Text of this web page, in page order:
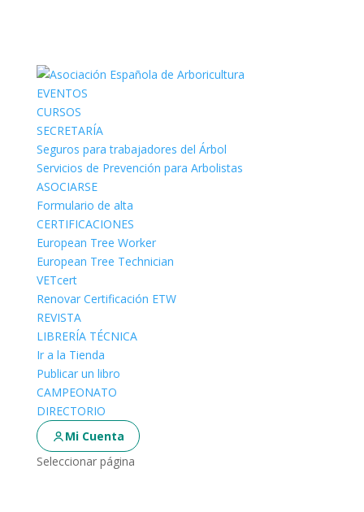
EVENTOS
CURSOS
SECRETARÍA
Seguros para trabajadores del Árbol
Servicios de Prevención para Arbolistas
ASOCIARSE
Formulario de alta
CERTIFICACIONES
European Tree Worker
European Tree Technician
VETcert
Renovar Certificación ETW
REVISTA
LIBRERÍA TÉCNICA
Ir a la Tienda
Publicar un libro
CAMPEONATO
DIRECTORIO
Mi Cuenta
Seleccionar página